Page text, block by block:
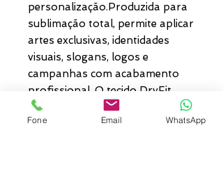
personalização.Produzida para
sublimação total, permite aplicar
artes exclusivas, identidades
visuais, slogans, logos e
campanhas com acabamento
profissional. O tecido DryFit
entrega leveza, conforto e
respirabilidade, tornando a peça
Fone Email WhatsApp